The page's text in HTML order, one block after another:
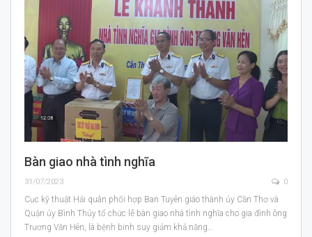
Bàn giao nhà tình nghĩa
31/07/2023 0
Cục kỹ thuật Hải quân phối hợp Ban Tuyên giáo thành ủy Cần Thơ và
Quận ủy Bình Thủy tổ chức lễ bàn giao nhà tình nghĩa cho gia đình ông
Trương Văn Hên, là bệnh binh suy giảm khả năng…